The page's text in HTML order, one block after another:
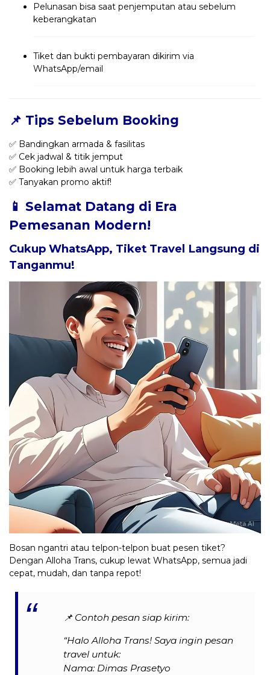
Pelunasan bisa saat penjemputan atau sebelum
keberangkatan
Tiket dan bukti pembayaran dikirim via
WhatsApp/email
📌 Tips Sebelum Booking
✅ Bandingkan armada & fasilitas
✅ Cek jadwal & titik jemput
✅ Booking lebih awal untuk harga terbaik
✅ Tanyakan promo aktif!
📱 Selamat Datang di Era
Pemesanan Modern!
Cukup WhatsApp, Tiket Travel Langsung di
Tanganmu!
Bosan ngantri atau telpon-telpon buat pesen tiket?
Dengan Alloha Trans, cukup lewat WhatsApp, semua jadi
cepat, mudah, dan tanpa repot!
📌 Contoh pesan siap kirim:
“Halo Alloha Trans! Saya ingin pesan
travel untuk:
Nama: Dimas Prasetyo